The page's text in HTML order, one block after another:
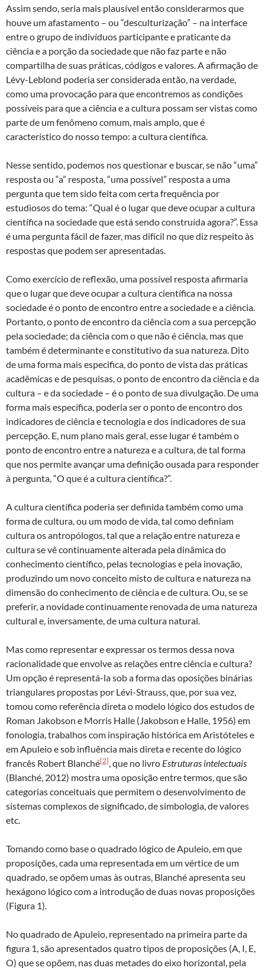
Assim sendo, seria mais plausível então considerarmos que
houve um afastamento – ou “desculturização” – na interface
entre o grupo de indivíduos participante e praticante da
ciência e a porção da sociedade que não faz parte e não
compartilha de suas práticas, códigos e valores. A afirmação de
Lévy-Leblond poderia ser considerada então, na verdade,
como uma provocação para que encontremos as condições
possíveis para que a ciência e a cultura possam ser vistas como
parte de um fenômeno comum, mais amplo, que é
característico do nosso tempo: a cultura científica.
Nesse sentido, podemos nos questionar e buscar, se não “uma”
resposta ou “a” resposta, “uma possível” resposta a uma
pergunta que tem sido feita com certa frequência por
estudiosos do tema: “Qual é o lugar que deve ocupar a cultura
científica na sociedade que está sendo construída agora?”. Essa
é uma pergunta fácil de fazer, mas difícil no que diz respeito às
respostas que podem ser apresentadas.
Como exercício de reflexão, uma possível resposta afirmaria
que o lugar que deve ocupar a cultura científica na nossa
sociedade é o ponto de encontro entre a sociedade e a ciência.
Portanto, o ponto de encontro da ciência com a sua percepção
pela sociedade; da ciência com o que não é ciência, mas que
também é determinante e constitutivo da sua natureza. Dito
de uma forma mais especifica, do ponto de vista das práticas
acadêmicas e de pesquisas, o ponto de encontro da ciência e da
cultura – e da sociedade – é o ponto de sua divulgação. De uma
forma mais específica, poderia ser o ponto de encontro dos
indicadores de ciência e tecnologia e dos indicadores de sua
percepção. E, num plano mais geral, esse lugar é também o
ponto de encontro entre a natureza e a cultura, de tal forma
que nos permite avançar uma definição ousada para responder
à pergunta, “O que é a cultura científica?”.
A cultura científica poderia ser definida também como uma
forma de cultura, ou um modo de vida, tal como definiam
cultura os antropólogos, tal que a relação entre natureza e
cultura se vê continuamente alterada pela dinâmica do
conhecimento científico, pelas tecnologias e pela inovação,
produzindo um novo conceito misto de cultura e natureza na
dimensão do conhecimento de ciência e de cultura. Ou, se se
preferir, a novidade continuamente renovada de uma natureza
cultural e, inversamente, de uma cultura natural.
Mas como representar e expressar os termos dessa nova
racionalidade que envolve as relações entre ciência e cultura?
Um opção é representá-la sob a forma das oposições binárias
triangulares propostas por Lévi-Strauss, que, por sua vez,
tomou como referência direta o modelo lógico dos estudos de
Roman Jakobson e Morris Halle (Jakobson e Halle, 1956) em
fonologia, trabalhos com inspiração histórica em Aristóteles e
em Apuleio e sob influência mais direta e recente do lógico
francês Robert Blanché[2], que no livro Estruturas intelectuais
(Blanché, 2012) mostra uma oposição entre termos, que são
categorias conceituais que permitem o desenvolvimento de
sistemas complexos de significado, de simbologia, de valores
etc.
Tomando como base o quadrado lógico de Apuleio, em que
proposições, cada uma representada em um vértice de um
quadrado, se opõem umas às outras, Blanché apresenta seu
hexágono lógico com a introdução de duas novas proposições
(Figura 1).
No quadrado de Apuleio, representado na primeira parte da
figura 1, são apresentados quatro tipos de proposições (A, I, E,
O) que se opõem, nas duas metades do eixo horizontal, pela